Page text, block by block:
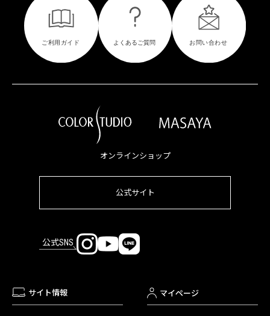
オンラインショップ
公式サイト
公式SNS
サイト情報 マイページ